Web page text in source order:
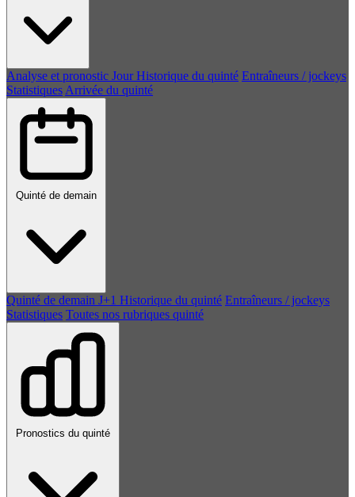
Analyse et pronostic Jour Historique du quinté Entraîneurs / jockeys
Statistiques Arrivée du quinté
Quinté de demain
Quinté de demain J+1 Historique du quinté Entraîneurs / jockeys
Statistiques Toutes nos rubriques quinté
Pronostics du quinté